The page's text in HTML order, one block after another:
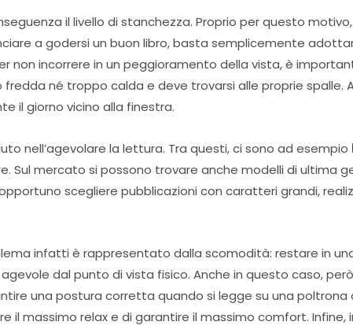
il livello di stanchezza. Proprio per questo
a godersi un buon libro, basta semplicemente
non incorrere in un peggioramento della vista, è
fredda né troppo calda e deve trovarsi alle proprie spalle.
il giorno vicino alla finestra.
nell’agevolare la lettura. Tra questi, ci sono ad esempio
Sul mercato si possono trovare anche modelli di ultima
scegliere pubblicazioni con caratteri grandi,
infatti è rappresentato dalla scomodità: restare in
dal punto di vista fisico. Anche in questo caso,
una postura corretta quando si legge su una poltrona
massimo relax e di garantire il massimo comfort. Infine,